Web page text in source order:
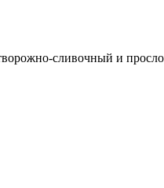
сливочный и